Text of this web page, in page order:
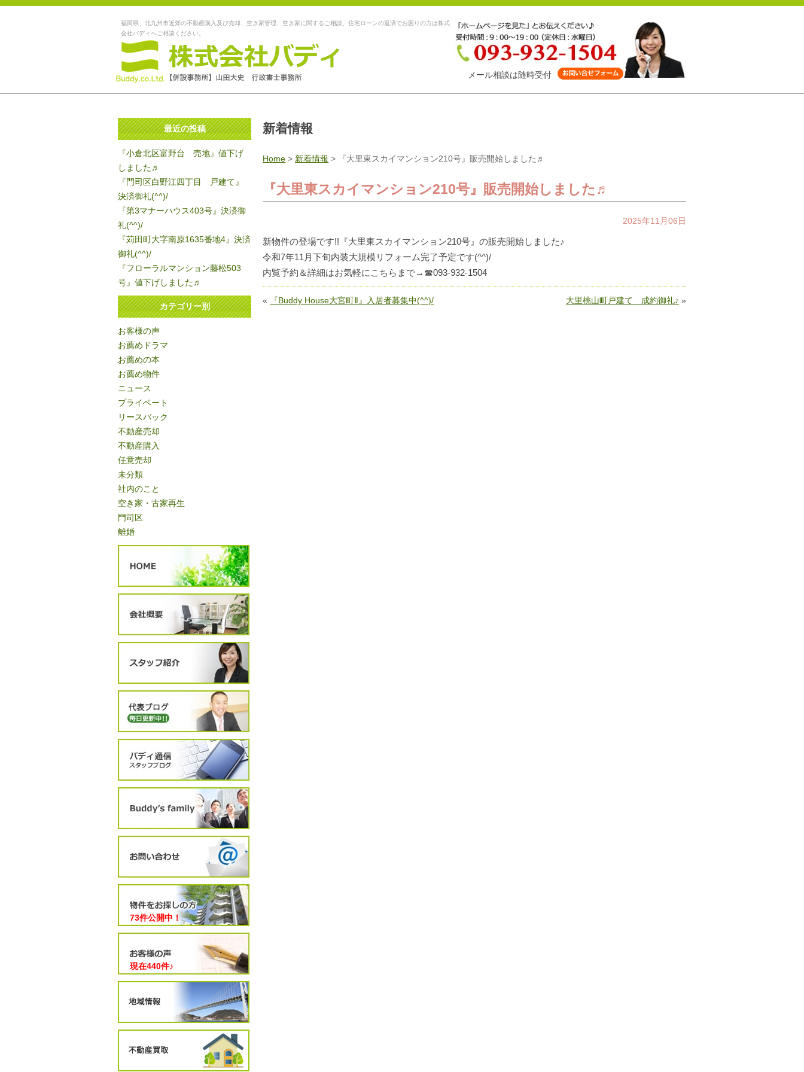
福岡県、北九州市近郊の不動産購入及び売却、空き家管理、空き家に関するご相談、住宅ローンの返済でお困りの方は株式
会社バディへご相談ください。
メール相談は随時受付
新着情報
Home > 新着情報 > 『大里東スカイマンション210号』販売開始しました♬
『大里東スカイマンション210号』販売開始しました♬
2025年11月06日
新物件の登場です!!『大里東スカイマンション210号』の販売開始しました♪
令和7年11月下旬内装大規模リフォーム完了予定です(^^)/
内覧予約＆詳細はお気軽にこちらまで→☎093-932-1504
« 『Buddy House大宮町Ⅱ』入居者募集中(^^)/ 大里桃山町戸建て 成約御礼♪ »
最近の投稿
『小倉北区富野台 売地』値下げ
しました♬
『門司区白野江四丁目 戸建て』
決済御礼(^^)/
『第3マナーハウス403号』決済御
礼(^^)/
『苅田町大字南原1635番地4』決済
御礼(^^)/
『フローラルマンション藤松503
号』値下げしました♬
カテゴリー別
お客様の声
お薦めドラマ
お薦めの本
お薦め物件
ニュース
プライベート
リースバック
不動産売却
不動産購入
任意売却
未分類
社内のこと
空き家・古家再生
門司区
離婚
73件公開中！
現在440件♪